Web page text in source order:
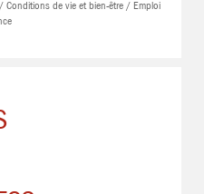
de vie et bien-être / Emploi